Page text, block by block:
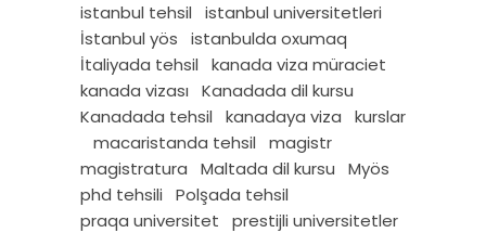
istanbul tehsil
istanbul universitetleri
İstanbul yös
istanbulda oxumaq
İtaliyada tehsil
kanada viza müraciet
kanada vizası
Kanadada dil kursu
Kanadada tehsil
kanadaya viza
kurslar
macaristanda tehsil
magistr
magistratura
Maltada dil kursu
Myös
phd tehsili
Polşada tehsil
praqa universitet
prestijli universitetler